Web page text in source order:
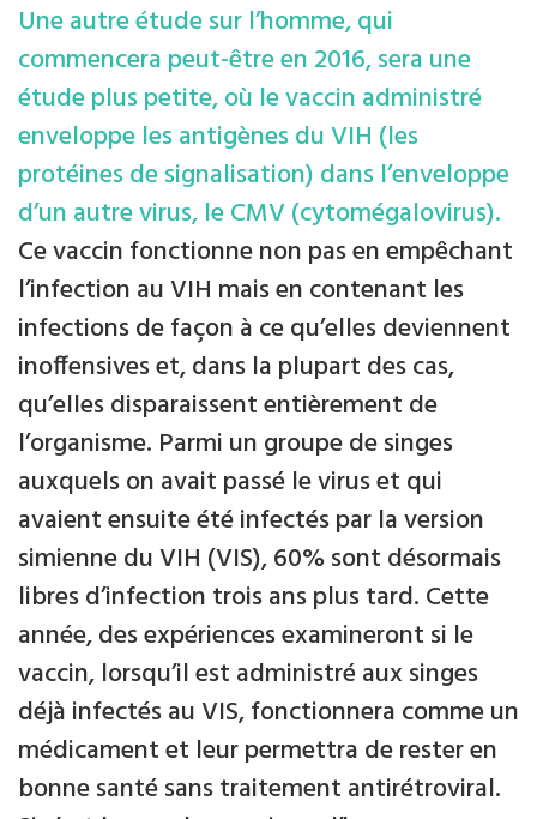
Une autre étude sur l’homme, qui
commencera peut-être en 2016, sera une
étude plus petite, où le vaccin administré
enveloppe les antigènes du VIH (les
protéines de signalisation) dans l’enveloppe
d’un autre virus, le CMV (cytomégalovirus).
Ce vaccin fonctionne non pas en empêchant
l’infection au VIH mais en contenant les
infections de façon à ce qu’elles deviennent
inoffensives et, dans la plupart des cas,
qu’elles disparaissent entièrement de
l’organisme. Parmi un groupe de singes
auxquels on avait passé le virus et qui
avaient ensuite été infectés par la version
simienne du VIH (VIS), 60% sont désormais
libres d’infection trois ans plus tard. Cette
année, des expériences examineront si le
vaccin, lorsqu’il est administré aux singes
déjà infectés au VIS, fonctionnera comme un
médicament et leur permettra de rester en
bonne santé sans traitement antirétroviral.